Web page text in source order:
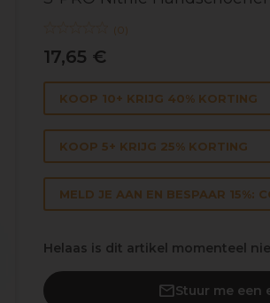
(0)
17,65 €
KOOP 10+ KRIJG 40% KORTING
KOOP 5+ KRIJG 25% KORTING
MELD JE AAN EN BESPAAR 15%:
Helaas is dit artikel momenteel
Stuur me een